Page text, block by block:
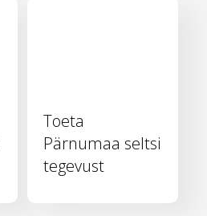
Toeta
Pärnumaa seltsi
tegevust